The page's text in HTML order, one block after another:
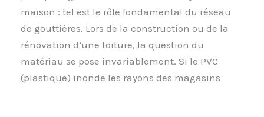
maison : tel est le rôle fondamental du réseau
de gouttières. Lors de la construction ou de la
rénovation d’une toiture, la question du
matériau se pose invariablement. Si le PVC
(plastique) inonde les rayons des magasins